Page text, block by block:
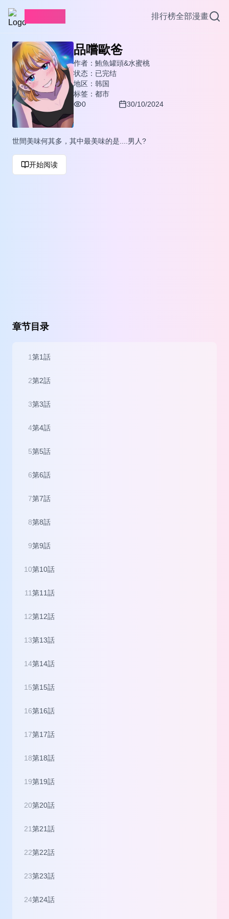
排行榜全部漫畫
品嚐歐爸
作者： 鮪魚罐頭&水蜜桃
状态： 已完结
地区： 韩国
标签： 都市
0
30/10/2024
世間美味何其多，其中最美味的是....男人?
开始阅读
章节目录
1第1話
2第2話
3第3話
4第4話
5第5話
6第6話
7第7話
8第8話
9第9話
10第10話
11第11話
12第12話
13第13話
14第14話
15第15話
16第16話
17第17話
18第18話
19第19話
20第20話
21第21話
22第22話
23第23話
24第24話